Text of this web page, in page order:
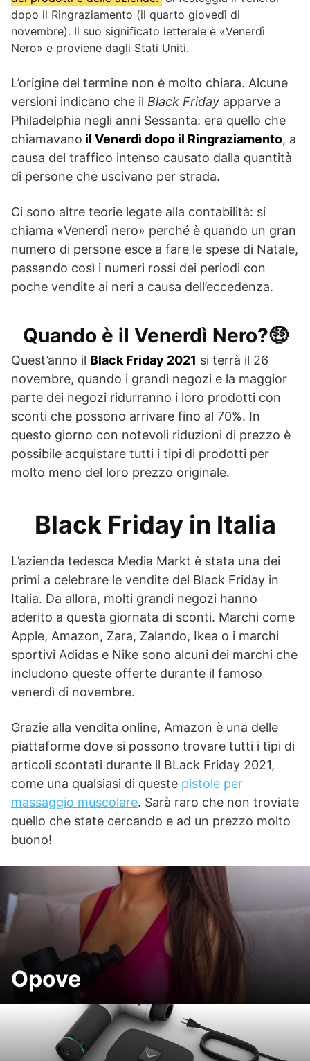
dopo il Ringraziamento (il quarto giovedì di
novembre). Il suo significato letterale è «Venerdì
Nero» e proviene dagli Stati Uniti.
L’origine del termine non è molto chiara. Alcune
versioni indicano che il Black Friday apparve a
Philadelphia negli anni Sessanta: era quello che
chiamavano il Venerdì dopo il Ringraziamento, a
causa del traffico intenso causato dalla quantità
di persone che uscivano per strada.
Ci sono altre teorie legate alla contabilità: si
chiama «Venerdì nero» perché è quando un gran
numero di persone esce a fare le spese di Natale,
passando così i numeri rossi dei periodi con
poche vendite ai neri a causa dell’eccedenza.
Quando è il Venerdì Nero?🤑
Quest’anno il Black Friday 2021 si terrà il 26
novembre, quando i grandi negozi e la maggior
parte dei negozi ridurranno i loro prodotti con
sconti che possono arrivare fino al 70%. In
questo giorno con notevoli riduzioni di prezzo è
possibile acquistare tutti i tipi di prodotti per
molto meno del loro prezzo originale.
Black Friday in Italia
L’azienda tedesca Media Markt è stata una dei
primi a celebrare le vendite del Black Friday in
Italia. Da allora, molti grandi negozi hanno
aderito a questa giornata di sconti. Marchi come
Apple, Amazon, Zara, Zalando, Ikea o i marchi
sportivi Adidas e Nike sono alcuni dei marchi che
includono queste offerte durante il famoso
venerdì di novembre.
Grazie alla vendita online, Amazon è una delle
piattaforme dove si possono trovare tutti i tipi di
articoli scontati durante il BLack Friday 2021,
come una qualsiasi di queste pistole per
massaggio muscolare. Sarà raro che non troviate
quello che state cercando e ad un prezzo molto
buono!
Opove